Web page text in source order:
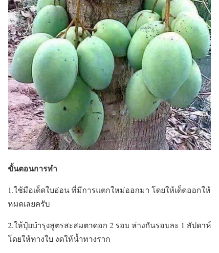
ขั้นตอนการทำ
1.ใช้มือเด็ดใบอ่อน ที่มีการแตกใหม่ออกมา โดยให้เด็ดออกให้
หมดเลยครับ
2.ให้ปุ๋ยบำรุงสูตรสะสมตาดอก 2 รอบ ห่างกันรอบละ 1 สัปดาห์
โดยให้ทางใบ งดให้น้ำทางราก